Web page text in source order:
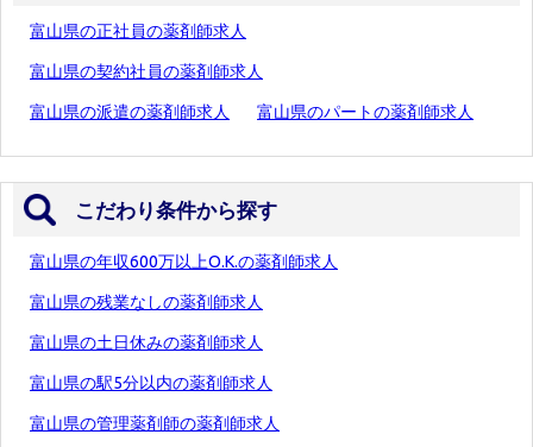
富山県の正社員の薬剤師求人
富山県の契約社員の薬剤師求人
富山県の派遣の薬剤師求人 富山県のパートの薬剤師求人
こだわり条件から探す
富山県の年収600万以上O.K.の薬剤師求人
富山県の残業なしの薬剤師求人
富山県の土日休みの薬剤師求人
富山県の駅5分以内の薬剤師求人
富山県の管理薬剤師の薬剤師求人